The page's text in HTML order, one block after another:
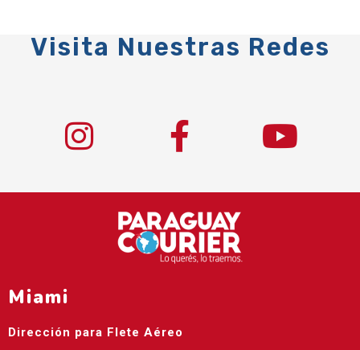
Visita Nuestras Redes
Miami
Dirección para Flete Aéreo